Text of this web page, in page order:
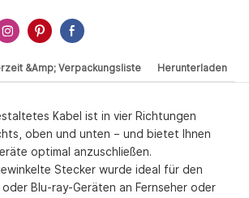
&amp; Verpackungsliste Herunterladen
Kabel ist in vier Richtungen
oben und unten – und bietet Ihnen
optimal anzuschließen.
Stecker wurde ideal für den
oder Blu-ray-Geräten an Fernseher oder